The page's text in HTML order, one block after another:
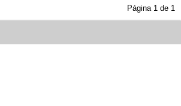
Página 1 de 1